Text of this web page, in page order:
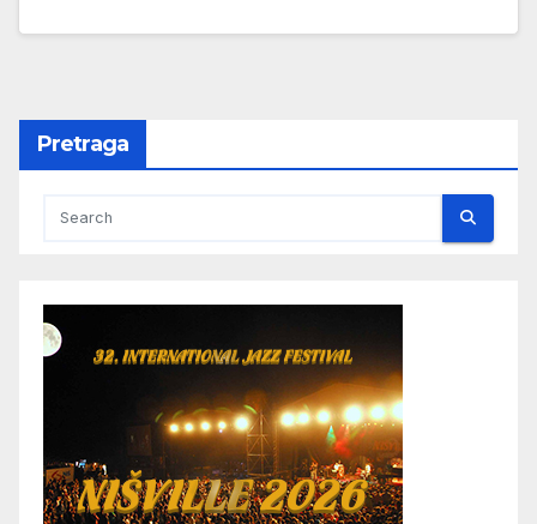
Pretraga